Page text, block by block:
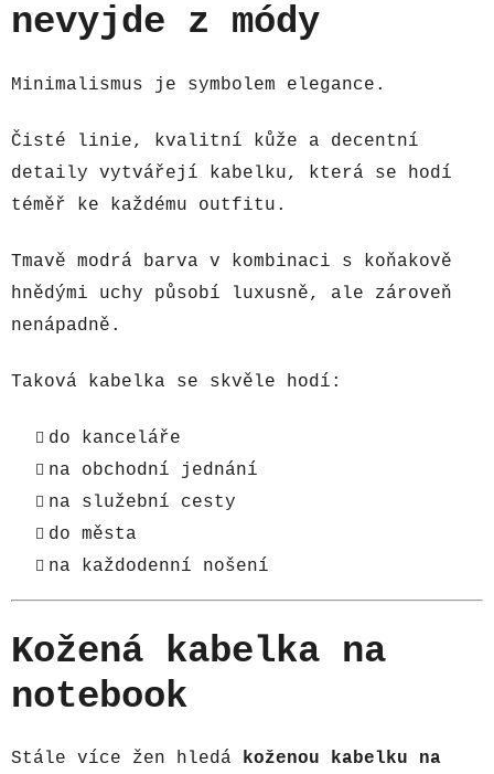
nevyjde z módy
Minimalismus je symbolem elegance.
Čisté linie, kvalitní kůže a decentní
detaily vytvářejí kabelku, která se hodí
téměř ke každému outfitu.
Tmavě modrá barva v kombinaci s koňakově
hnědými uchy působí luxusně, ale zároveň
nenápadně.
Taková kabelka se skvěle hodí:
do kanceláře
na obchodní jednání
na služební cesty
do města
na každodenní nošení
Kožená kabelka na
notebook
Stále více žen hledá koženou kabelku na